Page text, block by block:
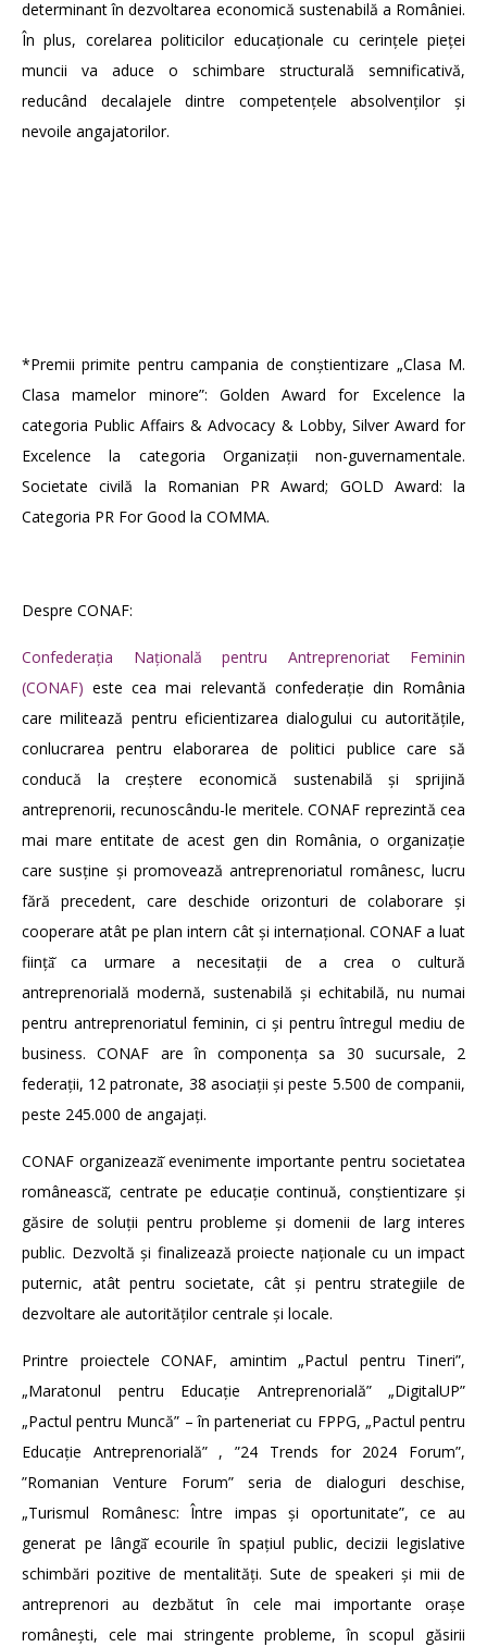
determinant în dezvoltarea economică sustenabilă a României.
În plus, corelarea politicilor educaționale cu cerințele pieței
muncii va aduce o schimbare structurală semnificativă,
reducând decalajele dintre competențele absolvenților și
nevoile angajatorilor.
*Premii primite pentru campania de conștientizare „Clasa M.
Clasa mamelor minore”: Golden Award for Excelence la
categoria Public Affairs & Advocacy & Lobby, Silver Award for
Excelence la categoria Organizații non-guvernamentale.
Societate civilă la Romanian PR Award; GOLD Award: la
Categoria PR For Good la COMMA.
Despre CONAF:
Confederaţia Naţională pentru Antreprenoriat Feminin
(CONAF) este cea mai relevantă confederație din România
care militează pentru eficientizarea dialogului cu autoritățile,
conlucrarea pentru elaborarea de politici publice care să
conducă la creștere economică sustenabilă și sprijină
antreprenorii, recunoscându-le meritele. CONAF reprezintă cea
mai mare entitate de acest gen din România, o organizație
care susține și promovează antreprenoriatul românesc, lucru
fără precedent, care deschide orizonturi de colaborare și
cooperare atât pe plan intern cât și internațional. CONAF a luat
ființă̆ ca urmare a necesitații de a crea o cultură
antreprenorială modernă, sustenabilă și echitabilă, nu numai
pentru antreprenoriatul feminin, ci și pentru întregul mediu de
business. CONAF are în componența sa 30 sucursale, 2
federații, 12 patronate, 38 asociații și peste 5.500 de companii,
peste 245.000 de angajați.
CONAF organizează̆ evenimente importante pentru societatea
românească̆, centrate pe educație continuă, conștientizare și
găsire de soluții pentru probleme și domenii de larg interes
public. Dezvoltă și finalizează proiecte naționale cu un impact
puternic, atât pentru societate, cât și pentru strategiile de
dezvoltare ale autorităților centrale și locale.
Printre proiectele CONAF, amintim „Pactul pentru Tineri”,
„Maratonul pentru Educație Antreprenorială” „DigitalUP”
„Pactul pentru Muncă” – în parteneriat cu FPPG, „Pactul pentru
Educație Antreprenorială” , ”24 Trends for 2024 Forum”,
”Romanian Venture Forum” seria de dialoguri deschise,
„Turismul Românesc: Între impas și oportunitate”, ce au
generat pe lângă̆ ecourile în spațiul public, decizii legislative
schimbări pozitive de mentalități. Sute de speakeri și mii de
antreprenori au dezbătut în cele mai importante orașe
românești, cele mai stringente probleme, în scopul găsirii